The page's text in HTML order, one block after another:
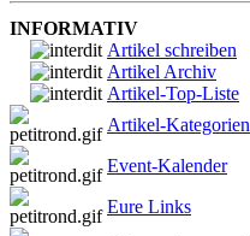
INFORMATIV
Artikel schreiben
Artikel Archiv
Artikel-Top-Liste
Artikel-Kategorien
Event-Kalender
Eure Links